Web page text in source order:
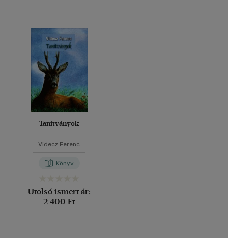
Tanítványok
Videcz Ferenc
Könyv
Utolsó ismert ár:
2 400 Ft